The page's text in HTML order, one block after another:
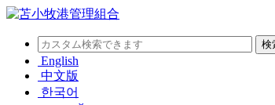
English
中文版
한국어